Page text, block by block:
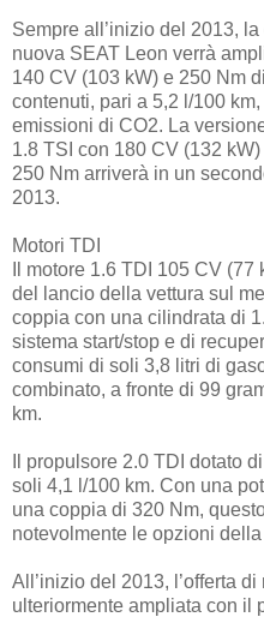
Sempre all’inizio del 2013,
nuova SEAT Leon verrà
140 CV (103 kW) e 250 Nm
contenuti, pari a 5,2 l/100
emissioni di CO2. La
1.8 TSI con 180 CV (132
250 Nm arriverà in un
2013.
Motori TDI
Il motore 1.6 TDI 105 CV
del lancio della vettura sul
coppia con una cilindrata di
sistema start/stop e di
consumi di soli 3,8 litri di
combinato, a fronte di 99
km.
Il propulsore 2.0 TDI dotato
soli 4,1 l/100 km. Con una
una coppia di 320 Nm,
notevolmente le opzioni
All’inizio del 2013, l’offerta
ulteriormente ampliata con il